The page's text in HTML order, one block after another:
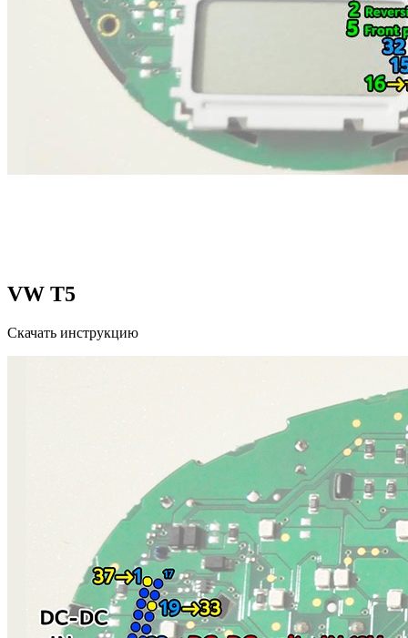
VW T5
Скачать инструкцию